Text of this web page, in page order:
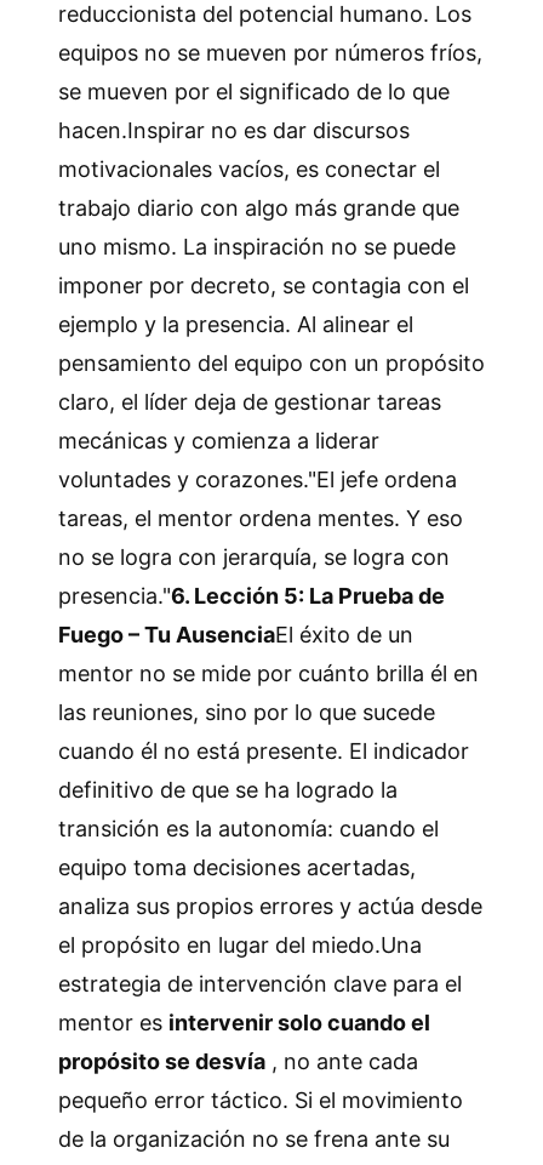
reduccionista del potencial humano. Los
equipos no se mueven por números fríos,
se mueven por el significado de lo que
hacen.Inspirar no es dar discursos
motivacionales vacíos, es conectar el
trabajo diario con algo más grande que
uno mismo. La inspiración no se puede
imponer por decreto, se contagia con el
ejemplo y la presencia. Al alinear el
pensamiento del equipo con un propósito
claro, el líder deja de gestionar tareas
mecánicas y comienza a liderar
voluntades y corazones."El jefe ordena
tareas, el mentor ordena mentes. Y eso
no se logra con jerarquía, se logra con
presencia."6. Lección 5: La Prueba de
Fuego – Tu AusenciaEl éxito de un
mentor no se mide por cuánto brilla él en
las reuniones, sino por lo que sucede
cuando él no está presente. El indicador
definitivo de que se ha logrado la
transición es la autonomía: cuando el
equipo toma decisiones acertadas,
analiza sus propios errores y actúa desde
el propósito en lugar del miedo.Una
estrategia de intervención clave para el
mentor es intervenir solo cuando el
propósito se desvía , no ante cada
pequeño error táctico. Si el movimiento
de la organización no se frena ante su